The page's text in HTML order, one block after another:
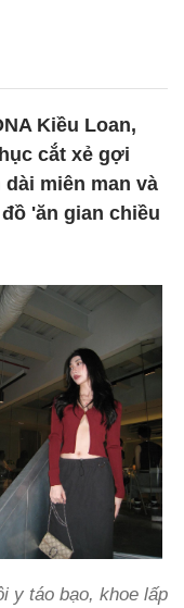
Kiều Loan,
cắt xẻ gợi
miên man và
'ăn gian chiều
y táo bạo, khoe lấp